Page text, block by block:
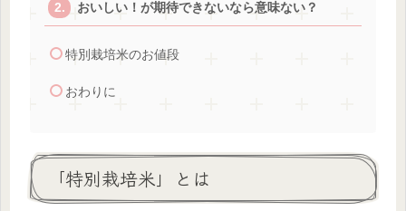
おいしい！が期待できないなら意味ない？
特別栽培米のお値段
おわりに
「特別栽培米」とは